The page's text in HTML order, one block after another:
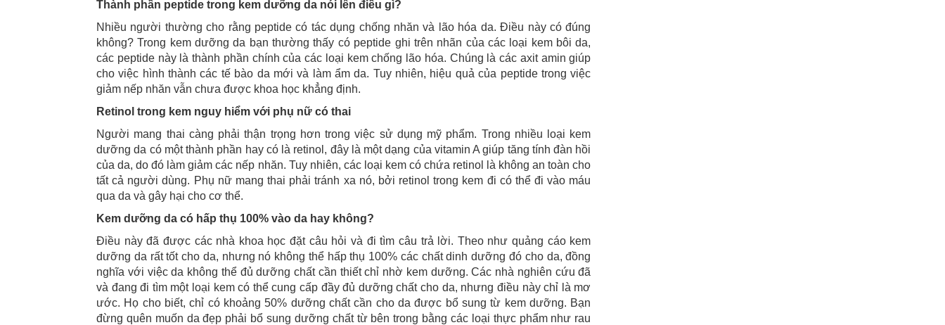
Thành phần peptide trong kem dưỡng da nói lên điều gì?
Nhiều người thường cho rằng peptide có tác dụng chống nhăn và lão hóa da. Điều này có đúng
không? Trong kem dưỡng da bạn thường thấy có peptide ghi trên nhãn của các loại kem bôi da,
các peptide này là thành phần chính của các loại kem chống lão hóa. Chúng là các axit amin giúp
cho việc hình thành các tế bào da mới và làm ẩm da. Tuy nhiên, hiệu quả của peptide trong việc
giảm nếp nhăn vẫn chưa được khoa học khẳng định.
Retinol trong kem nguy hiểm với phụ nữ có thai
Người mang thai càng phải thận trọng hơn trong việc sử dụng mỹ phẩm. Trong nhiều loại kem
dưỡng da có một thành phần hay có là retinol, đây là một dạng của vitamin A giúp tăng tính đàn hồi
của da, do đó làm giảm các nếp nhăn. Tuy nhiên, các loại kem có chứa retinol là không an toàn cho
tất cả người dùng. Phụ nữ mang thai phải tránh xa nó, bởi retinol trong kem đi có thể đi vào máu
qua da và gây hại cho cơ thể.
Kem dưỡng da có hấp thụ 100% vào da hay không?
Điều này đã được các nhà khoa học đặt câu hỏi và đi tìm câu trả lời. Theo như quảng cáo kem
dưỡng da rất tốt cho da, nhưng nó không thể hấp thụ 100% các chất dinh dưỡng đó cho da, đồng
nghĩa với việc da không thể đủ dưỡng chất cần thiết chỉ nhờ kem dưỡng. Các nhà nghiên cứu đã
và đang đi tìm một loại kem có thể cung cấp đầy đủ dưỡng chất cho da, nhưng điều này chỉ là mơ
ước. Họ cho biết, chỉ có khoảng 50% dưỡng chất cần cho da được bổ sung từ kem dưỡng. Bạn
đừng quên muốn da đẹp phải bổ sung dưỡng chất từ bên trong bằng các loại thực phẩm như rau